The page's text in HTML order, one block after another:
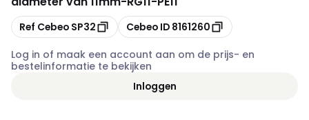
Kopiëren
Ref Cebeo SP32 Kopiëren
Cebeo ID 8161260
Log in of maak een account aan om de prijs- en
bestelinformatie te bekijken
Inloggen